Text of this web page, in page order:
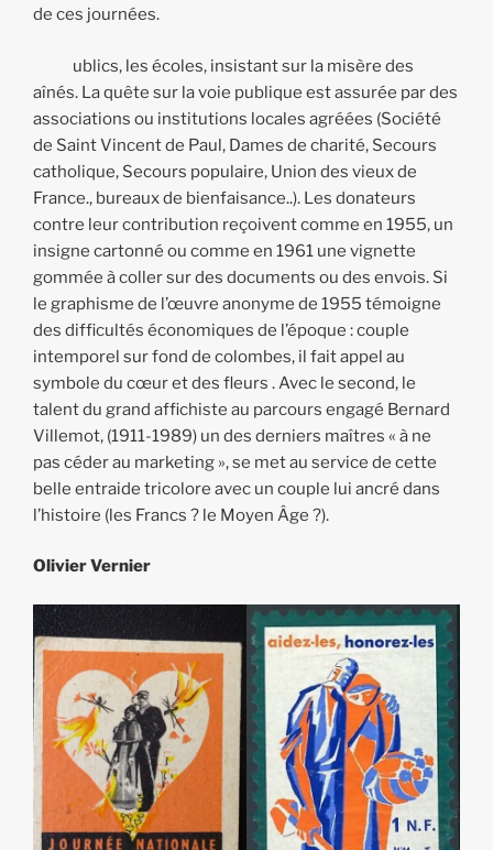
de ces journées.
ublics, les écoles, insistant sur la misère des
aînés. La quête sur la voie publique est assurée par des
associations ou institutions locales agréées (Société
de Saint Vincent de Paul, Dames de charité, Secours
catholique, Secours populaire, Union des vieux de
France., bureaux de bienfaisance..). Les donateurs
contre leur contribution reçoivent comme en 1955, un
insigne cartonné ou comme en 1961 une vignette
gommée à coller sur des documents ou des envois. Si
le graphisme de l’œuvre anonyme de 1955 témoigne
des difficultés économiques de l’époque : couple
intemporel sur fond de colombes, il fait appel au
symbole du cœur et des fleurs . Avec le second, le
talent du grand affichiste au parcours engagé Bernard
Villemot, (1911-1989) un des derniers maîtres « à ne
pas céder au marketing », se met au service de cette
belle entraide tricolore avec un couple lui ancré dans
l’histoire (les Francs ? le Moyen Âge ?).
Olivier Vernier